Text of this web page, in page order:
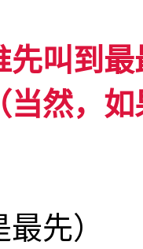
先叫到
当然，
先）